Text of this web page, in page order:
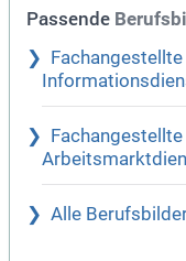
Passende
Alle